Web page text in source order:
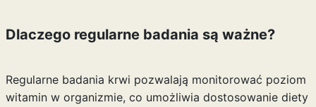
Dlaczego regularne badania są ważne?
Regularne badania krwi pozwalają monitorować poziom
witamin w organizmie, co umożliwia dostosowanie diety